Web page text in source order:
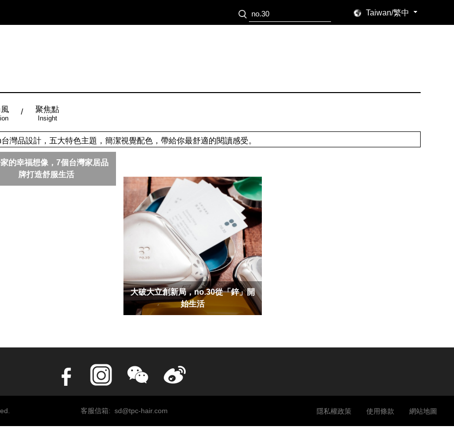
Taiwan/繁中
聚焦點
Insight
灣品設計，五大特色主題，簡潔視覺配色，帶給你最舒適的閱讀感受。
的幸福想像，7個台灣家居品
牌打造舒服生活
大破大立創新局，no.30從「鋅」開
始生活
客服信箱: sd@tpc-hair.com 隱私權政策 使用條款 網站地圖